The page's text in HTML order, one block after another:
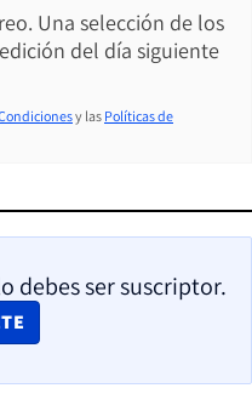
Una selección de los
del día siguiente
y las Políticas de
debes ser suscriptor.
WINDOW